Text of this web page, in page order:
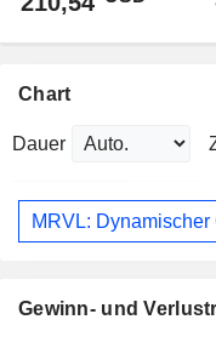
Chart
Dauer
MRVL: Dynamischer
Gewinn- und